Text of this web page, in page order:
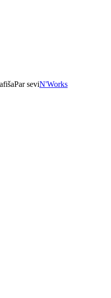
Par seviN'Works